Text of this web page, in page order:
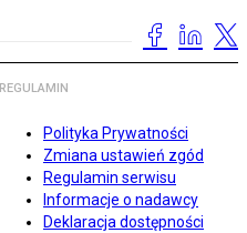
REGULAMIN
Polityka Prywatności
Zmiana ustawień zgód
Regulamin serwisu
Informacje o nadawcy
Deklaracja dostępności